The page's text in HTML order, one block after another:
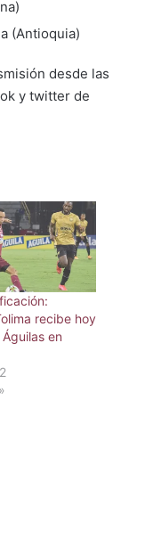
(Antioquia)
desde las
y twitter de
recibe hoy
en